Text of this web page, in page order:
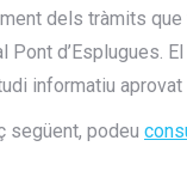
dels tràmits
Pont d’Esplugues.
informatiu
següent, podeu